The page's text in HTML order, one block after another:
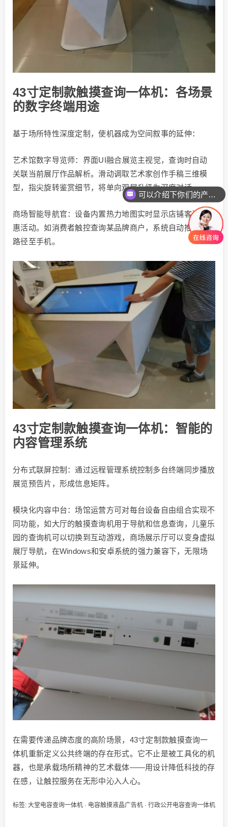
43寸定制款触摸查询一体机：各场景
的数字终端用途
基于场所特性深度定制，使机器成为空间叙事的延伸：
艺术馆数字导览师：界面UI融合展览主视觉，查询时自动
关联当前展厅作品解析。滑动调取艺术家创作手稿三维模
型，指尖旋转鉴赏细节，将单向观展升级为深度对话。
商场智能导航官：设备内置热力地图实时显示店铺客流与优
惠活动。如消费者触控查询某品牌商户，系统自动推送导航
路径至手机。
43寸定制款触摸查询一体机：智能的
内容管理系统
分布式联屏控制：通过远程管理系统控制多台终端同步播放
展览预告片，形成信息矩阵。
模块化内容中台：场馆运营方可对每台设备自由组合实现不
同功能，如大厅的触摸查询机用于导航和信息查询，儿童乐
园的查询机可以切换到互动游戏，商场展示厅可以变身虚拟
展厅导航，在Windows和安卓系统的强力兼容下，无限场
景延伸。
在需要传递品牌态度的高阶场景，43寸定制款触摸查询一
体机重新定义公共终端的存在形式。它不止是被工具化的机
器，也是承载场所精神的艺术载体——用设计降低科技的存
在感，让触控服务在无形中沁入人心。
标签: 大堂电容查询一体机 · 电容触摸液晶广告机 · 行政公开电容查询一体机